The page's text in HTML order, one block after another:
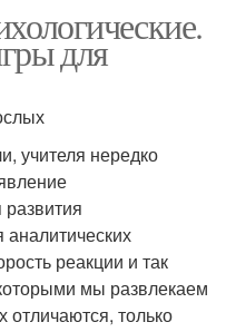
для
учителя нередко
реакции и так
мы развлекаем
отличаются, только